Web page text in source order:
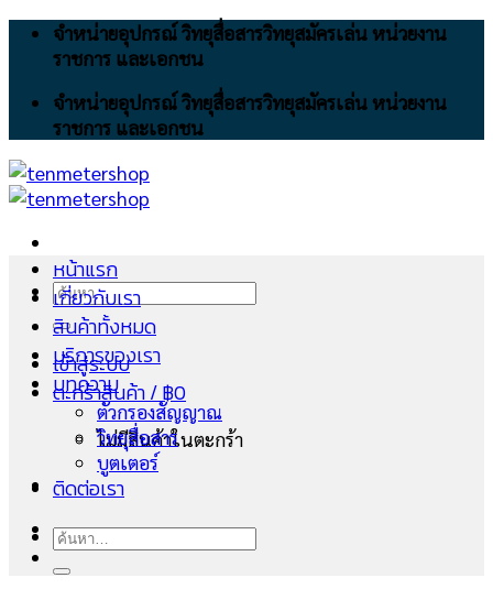
Skip
จำหน่ายอุปกรณ์ วิทยุสื่อสารวิทยุสมัครเล่น หน่วยงาน
ราชการ และเอกชน
จำหน่ายอุปกรณ์ วิทยุสื่อสารวิทยุสมัครเล่น หน่วยงาน
ราชการ และเอกชน
ค้นหา:
เข้าสู่ระบบ
ตะกร้าสินค้า /฿0
ไม่มีสินค้าในตะกร้า
หน้าแรก
เกี่ยวกับเรา
สินค้าทั้งหมด
บริการของเรา
บทความ
ตัวกรองสัญญาณ
วิทยุสื่อสาร
บูตเตอร์
ติดต่อเรา
ค้นหา: